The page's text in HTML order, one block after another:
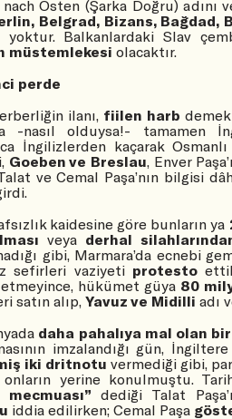
Osten (Şarka Doğru)
Belgrad, Bizans, Bağdad,
yoktur. Balkanlardaki Slav
müstemlekesi olacaktır.
perde
ilanı, fiilen harb
-nasıl olduysa!- tamamen
İngilizlerden kaçarak
Goeben ve Breslau, Enver
ve Cemal Paşa’nın bilgisi
kaidesine göre bunların ya
veya derhal
gibi, Marmara’da ecnebi
sefirleri vaziyeti protesto
hükümet güya 80
satın alıp, Yavuz ve Midilli adı
daha pahalıya mal olan
imzalandığı gün,
iki dritnotu vermediği gibi,
yerine konulmuştu.
dediği Talat
iddia edilirken; Cemal Paşa